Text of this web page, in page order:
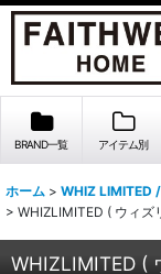
BRAND一覧 アイテム別
ホーム > WHIZ LIMITED
> WHIZLIMITED ( ウィズ
WHIZLIMITED (